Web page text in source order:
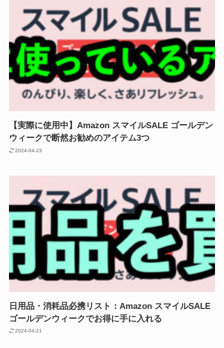
【実際に使用中】Amazon スマイルSALE ゴールデン
ウィークで断然お勧めのアイテム3つ
2024-04-23
日用品・消耗品必携リスト：Amazon スマイルSALE
ゴールデンウィークでお得に手に入れる
2024-04-21